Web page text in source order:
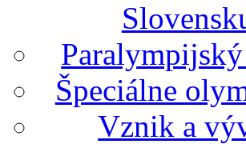
Špeciálne
Vznik a